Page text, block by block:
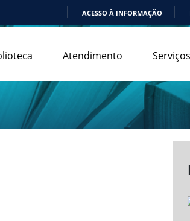
ACESSO À INFORMAÇÃO
Atendimento Serviços